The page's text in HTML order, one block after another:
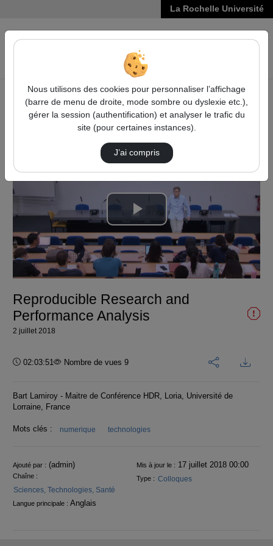
La Rochelle Université
VIDÉOS
Accueil
Vidéos
Reproducible Research and Performance Analys…
Lire
la
vidéo
Reproducible Research and
Performance Analysis
2 juillet 2018
Durée :
02:03:51 Nombre de vues 9
Bart Lamiroy - Maitre de Conférence HDR, Loria, Université de
Lorraine, France
Mots clés : numerique technologies
Informations
Ajouté par : (admin) Mis à jour le : 17 juillet 2018 00:00
Chaîne :
Sciences, Technologies, Santé
Type : Colloques
Langue principale : Anglais
Nous utilisons des cookies pour personnaliser l’affichage
(barre de menu de droite, mode sombre ou dyslexie etc.),
gérer la session (authentification) et analyser le trafic du
site (pour certaines instances).
J’ai compris